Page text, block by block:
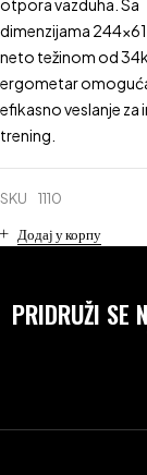
otpora vazduha. Sa
dimenzijama
neto težinom od
ergometar
efikasno veslanje za
trening.
SKU 1110
Додај у корпу
PRIDRUŽI SE